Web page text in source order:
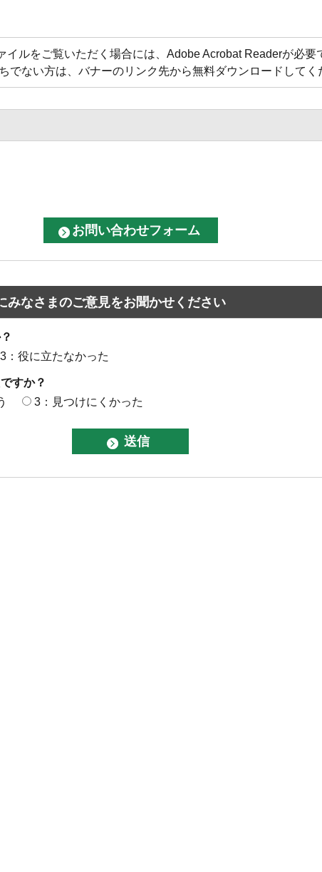
イルをご覧いただく場合には、Adobe Acrobat Readerが必要
でない方は、バナーのリンク先から無料ダウンロードしてく
みなさまのご意見をお聞かせください
3：役に立たなかった
すか？
3：見つけにくかった